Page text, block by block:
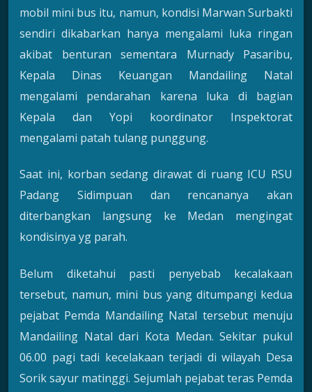
mobil mini bus itu, namun, kondisi Marwan Surbakti
sendiri dikabarkan hanya mengalami luka ringan
akibat benturan sementara Murnady Pasaribu,
Kepala Dinas Keuangan Mandailing Natal
mengalami pendarahan karena luka di bagian
Kepala dan Yopi koordinator Inspektorat
mengalami patah tulang punggung.
Saat ini, korban sedang dirawat di ruang ICU RSU
Padang Sidimpuan dan rencananya akan
diterbangkan langsung ke Medan mengingat
kondisinya yg parah.
Belum diketahui pasti penyebab kecalakaan
tersebut, namun, mini bus yang ditumpangi kedua
pejabat Pemda Mandailing Natal tersebut menuju
Mandailing Natal dari Kota Medan. Sekitar pukul
06.00 pagi tadi kecelakaan terjadi di wilayah Desa
Sorik sayur matinggi. Sejumlah pejabat teras Pemda